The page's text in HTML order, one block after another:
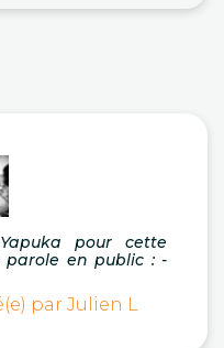
pour cette
en public : -
par Julien L